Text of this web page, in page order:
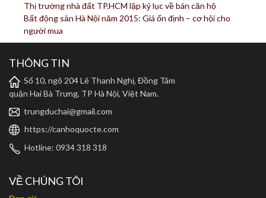
Thị trường nhà đất TP.HCM lập kỷ lục về bán căn hộ
Bất động sản Hà Nội năm 2015: Giá ổn định – cơ hội cho
người mua
THÔNG TIN
Số 10, ngõ 204 Lê Thanh Nghị, Đồng Tâm
quận Hai Bà Trưng, TP Hà Nội, Việt Nam.
trungduchai@gmail.com
https://canhoquocte.com
Hotline: 0934 318 318
VỀ CHÚNG TÔI